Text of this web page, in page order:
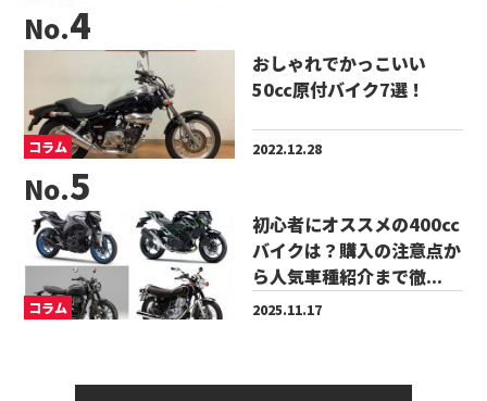
No.
コラム
おしゃれでかっこいい
50cc原付バイク7選！
2022.12.28
No.
コラム
初心者にオススメの400cc
バイクは？購入の注意点か
ら人気車種紹介まで徹...
2025.11.17